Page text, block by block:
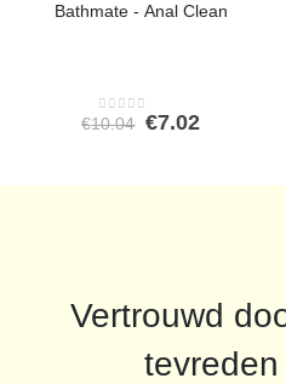
Bathmate - Anal Clean
0out of 5
€10.04 €7.02Huidige
Vertrouwd